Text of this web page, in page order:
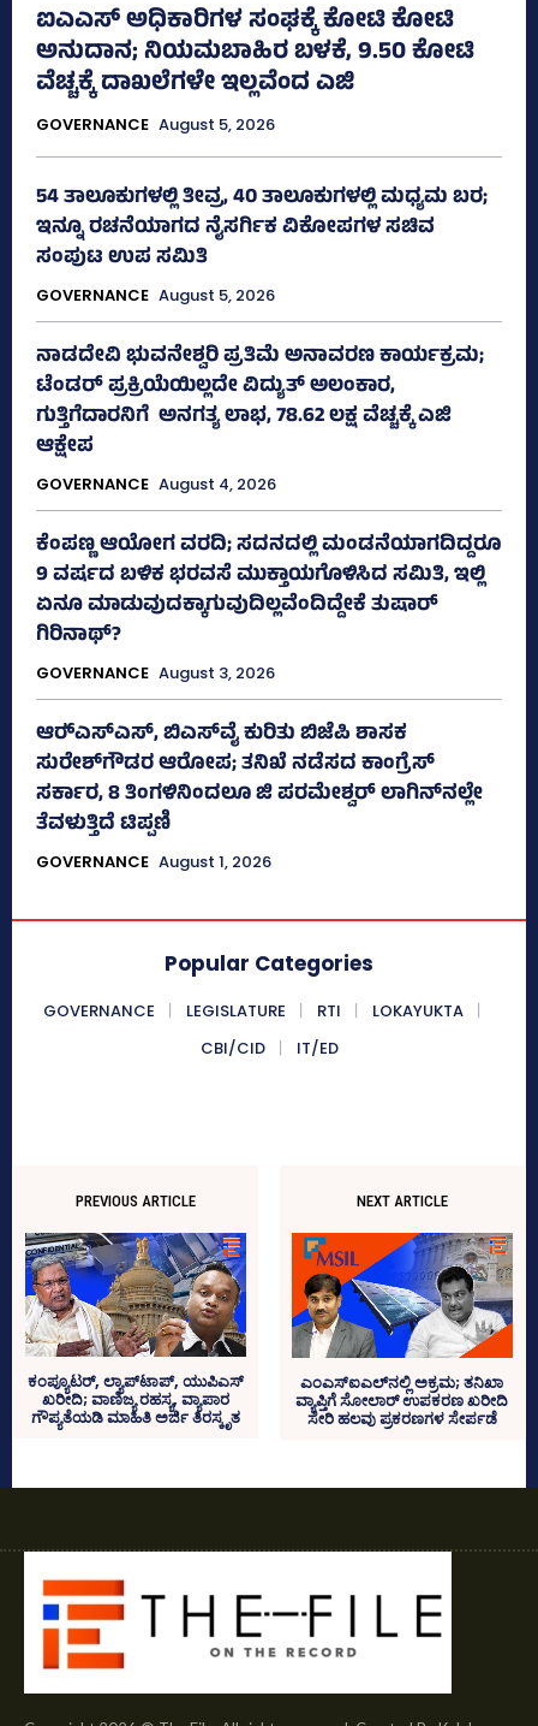
ಐಎಎಸ್‌ ಅಧಿಕಾರಿಗಳ ಸಂಘಕ್ಕೆ ಕೋಟಿ ಕೋಟಿ
ಅನುದಾನ; ನಿಯಮಬಾಹಿರ ಬಳಕೆ, 9.50 ಕೋಟಿ
ವೆಚ್ಚಕ್ಕೆ ದಾಖಲೆಗಳೇ ಇಲ್ಲವೆಂದ ಎಜಿ
GOVERNANCE August 5, 2026
54 ತಾಲೂಕುಗಳಲ್ಲಿ ತೀವ್ರ, 40 ತಾಲೂಕುಗಳಲ್ಲಿ ಮಧ್ಯಮ ಬರ;
ಇನ್ನೂ ರಚನೆಯಾಗದ ನೈಸರ್ಗಿಕ ವಿಕೋಪಗಳ ಸಚಿವ
ಸಂಪುಟ ಉಪ ಸಮಿತಿ
GOVERNANCE August 5, 2026
ನಾಡದೇವಿ ಭುವನೇಶ್ವರಿ ಪ್ರತಿಮೆ ಅನಾವರಣ ಕಾರ್ಯಕ್ರಮ;
ಟೆಂಡರ್ ಪ್ರಕ್ರಿಯೆಯಿಲ್ಲದೇ ವಿದ್ಯುತ್‌ ಅಲಂಕಾರ,
ಗುತ್ತಿಗೆದಾರನಿಗೆ ಅನಗತ್ಯ ಲಾಭ, 78.62 ಲಕ್ಷ ವೆಚ್ಚಕ್ಕೆ ಎಜಿ
ಆಕ್ಷೇಪ
GOVERNANCE August 4, 2026
ಕೆಂಪಣ್ಣ ಆಯೋಗ ವರದಿ; ಸದನದಲ್ಲಿ ಮಂಡನೆಯಾಗದಿದ್ದರೂ
9 ವರ್ಷದ ಬಳಿಕ ಭರವಸೆ ಮುಕ್ತಾಯಗೊಳಿಸಿದ ಸಮಿತಿ, ಇಲ್ಲಿ
ಏನೂ ಮಾಡುವುದಕ್ಕಾಗುವುದಿಲ್ಲವೆಂದಿದ್ದೇಕೆ ತುಷಾರ್
ಗಿರಿನಾಥ್?
GOVERNANCE August 3, 2026
ಆರ್‍‌ಎಸ್‌ಎಸ್‌, ಬಿಎಸ್‌ವೈ ಕುರಿತು ಬಿಜೆಪಿ ಶಾಸಕ
ಸುರೇಶ್‌ಗೌಡರ ಆರೋಪ; ತನಿಖೆ ನಡೆಸದ ಕಾಂಗ್ರೆಸ್‌
ಸರ್ಕಾರ, 8 ತಿಂಗಳಿನಿಂದಲೂ ಜಿ ಪರಮೇಶ್ವರ್ ಲಾಗಿನ್‌ನಲ್ಲೇ
ತೆವಳುತ್ತಿದೆ ಟಿಪ್ಪಣಿ
GOVERNANCE August 1, 2026
Popular Categories
GOVERNANCE LEGISLATURE RTI
LOKAYUKTA
CBI/CID
IT/ED
PREVIOUS ARTICLE
ಕಂಪ್ಯೂಟರ್‍‌, ಲ್ಯಾಪ್‌ಟಾಪ್‌, ಯುಪಿಎಸ್‌
ಖರೀದಿ; ವಾಣಿಜ್ಯ ರಹಸ್ಯ, ವ್ಯಾಪಾರ
ಗೌಪ್ಯತೆಯಡಿ ಮಾಹಿತಿ ಅರ್ಜಿ ತಿರಸ್ಕೃತ
NEXT ARTICLE
ಎಂಎಸ್‌ಐಎಲ್‌ನಲ್ಲಿ ಅಕ್ರಮ; ತನಿಖಾ
ವ್ಯಾಪ್ತಿಗೆ ಸೋಲಾರ್‌ ಉಪಕರಣ ಖರೀದಿ
ಸೇರಿ ಹಲವು ಪ್ರಕರಣಗಳ ಸೇರ್ಪಡೆ